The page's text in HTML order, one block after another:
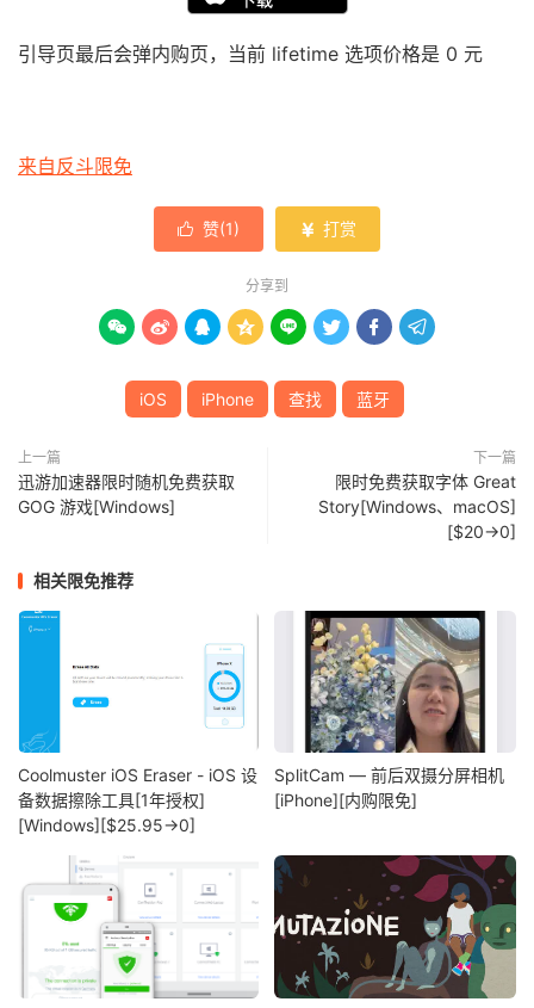
引导页最后会弹内购页，当前 lifetime 选项价格是 0 元
来自反斗限免
 赞(1)  打赏
分享到
       
iOS iPhone 查找 蓝牙
上一篇
迅游加速器限时随机免费获取
GOG 游戏[Windows]
下一篇
限时免费获取字体 Great
Story[Windows、macOS]
[$20→0]
相关限免推荐
Coolmuster iOS Eraser - iOS 设
备数据擦除工具[1年授权]
[Windows][$25.95→0]
SplitCam — 前后双摄分屏相机
[iPhone][内购限免]